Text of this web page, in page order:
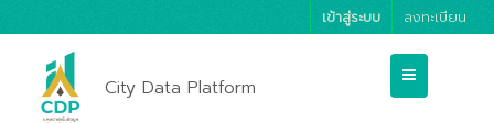
เข้าสู่ระบบ ลงทะเบียน
City Data Platform